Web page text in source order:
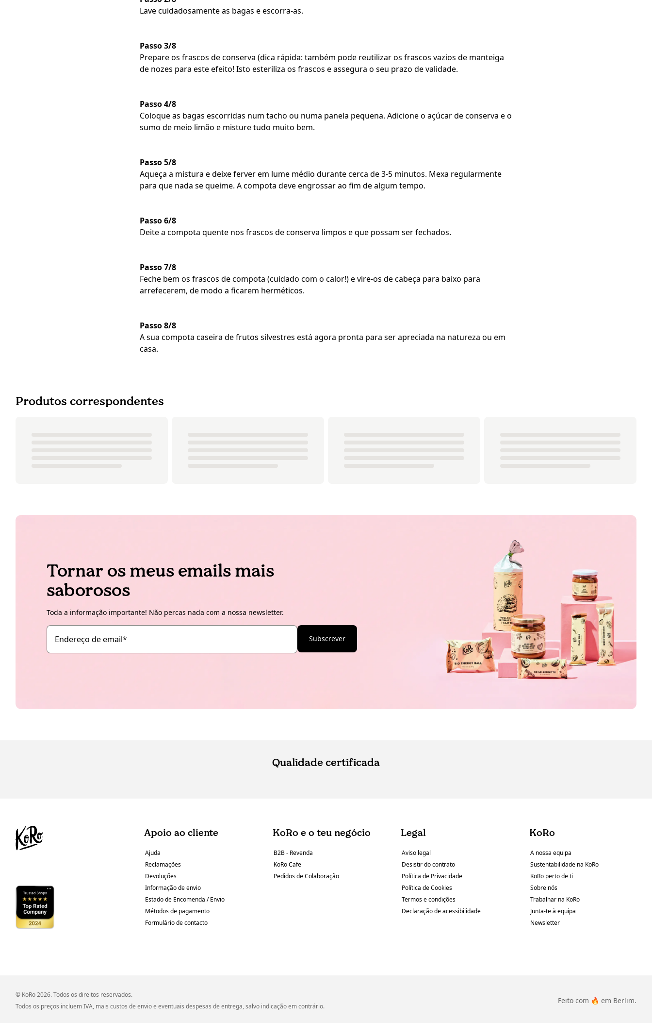
Lave cuidadosamente as bagas e escorra-as.
Passo 3/8
Prepare os frascos de conserva (dica rápida: também pode reutilizar os frascos vazios de manteiga
de nozes para este efeito! Isto esteriliza os frascos e assegura o seu prazo de validade.
Passo 4/8
Coloque as bagas escorridas num tacho ou numa panela pequena. Adicione o açúcar de conserva e o
sumo de meio limão e misture tudo muito bem.
Passo 5/8
Aqueça a mistura e deixe ferver em lume médio durante cerca de 3-5 minutos. Mexa regularmente
para que nada se queime. A compota deve engrossar ao fim de algum tempo.
Passo 6/8
Deite a compota quente nos frascos de conserva limpos e que possam ser fechados.
Passo 7/8
Feche bem os frascos de compota (cuidado com o calor!) e vire-os de cabeça para baixo para
arrefecerem, de modo a ficarem herméticos.
Passo 8/8
A sua compota caseira de frutos silvestres está agora pronta para ser apreciada na natureza ou em
casa.
Produtos correspondentes
Tornar os meus emails mais
saborosos
Toda a informação importante! Não percas nada com a nossa newsletter.
Endereço de email* Subscrever
Qualidade certificada
Apoio ao cliente
Ajuda
Reclamações
Devoluções
Informação de envio
Estado de Encomenda / Envio
Métodos de pagamento
Formulário de contacto
KoRo e o teu negócio
B2B - Revenda
KoRo Cafe
Pedidos de Colaboração
Legal
Aviso legal
Desistir do contrato
Política de Privacidade
Política de Cookies
Termos e condições
Declaração de acessibilidade
KoRo
A nossa equipa
Sustentabilidade na KoRo
KoRo perto de ti
Sobre nós
Trabalhar na KoRo
Junta-te à equipa
Newsletter
© KoRo 2026. Todos os direitos reservados.
Todos os preços incluem IVA, mais custos de envio e eventuais despesas de entrega, salvo indicação em contrário.
Feito com 🔥 em Berlim.